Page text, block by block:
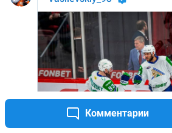
Комментарии